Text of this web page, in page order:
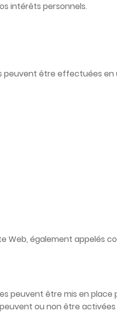
intérêts personnels.
peuvent être effectuées en
Web, également appelés
peuvent être mis en place
ou non être activées